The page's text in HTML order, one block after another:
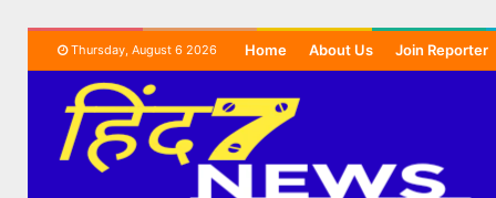
Thursday, August 6 2026 Home About Us Join Reporter